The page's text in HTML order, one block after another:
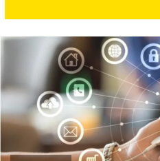
Araştırma